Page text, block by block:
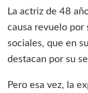
La actriz de 48
causa revuelo por
sociales, que en
destacan por su
Pero esa vez, la